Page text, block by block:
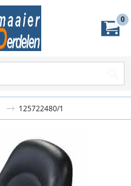
0
125722480/1